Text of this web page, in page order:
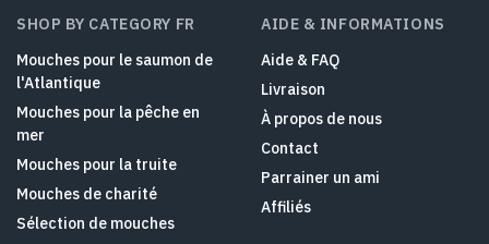
SHOP BY CATEGORY FR
Mouches pour le saumon de
l'Atlantique
Mouches pour la pêche en
mer
Mouches pour la truite
Mouches de charité
Sélection de mouches
AIDE & INFORMATIONS
Aide & FAQ
Livraison
À propos de nous
Contact
Parrainer un ami
Affiliés